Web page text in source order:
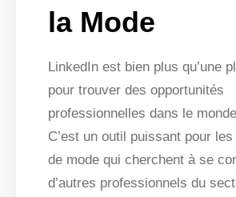
la Mode
LinkedIn est bien plus qu’une
pour trouver des opportunités
professionnelles dans le
C’est un outil puissant pour
de mode qui cherchent à se
d’autres professionnels du